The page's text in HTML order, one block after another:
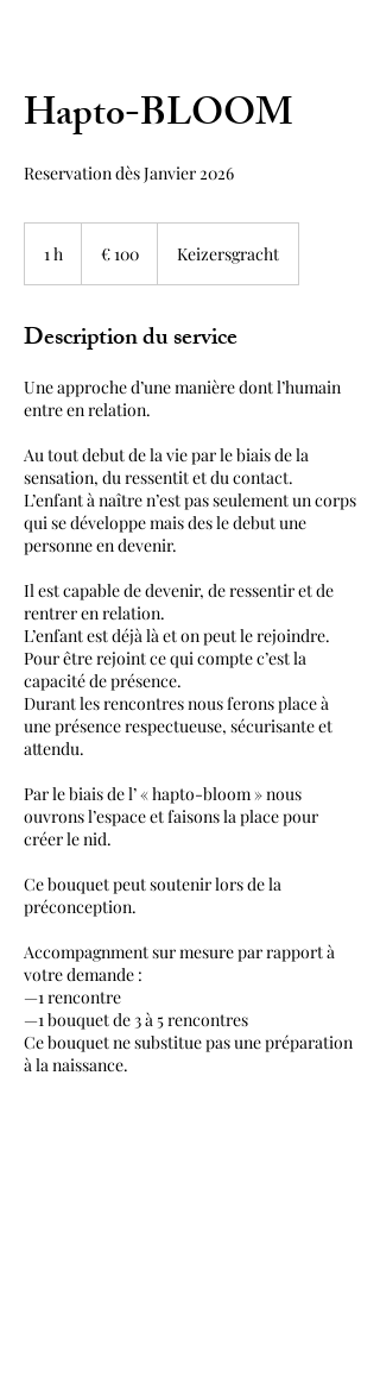
Hapto-BLOOM
Reservation dès Janvier 2026
1 h € 100 Keizersgracht
Description du service
Une approche d’une manière dont l’humain
entre en relation.
Au tout debut de la vie par le biais de la
sensation, du ressentit et du contact.
L’enfant à naître n’est pas seulement un corps
qui se développe mais des le debut une
personne en devenir.
Il est capable de devenir, de ressentir et de
rentrer en relation.
L’enfant est déjà là et on peut le rejoindre.
Pour être rejoint ce qui compte c’est la
capacité de présence.
Durant les rencontres nous ferons place à
une présence respectueuse, sécurisante et
attendu.
Par le biais de l’ « hapto-bloom » nous
ouvrons l’espace et faisons la place pour
créer le nid.
Ce bouquet peut soutenir lors de la
préconception.
Accompagnment sur mesure par rapport à
votre demande :
—1 rencontre
—1 bouquet de 3 à 5 rencontres
Ce bouquet ne substitue pas une préparation
à la naissance.